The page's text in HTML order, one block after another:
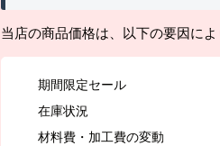
当店の商品価格は、以下の要因によ
期間限定セール
在庫状況
材料費・加工費の変動